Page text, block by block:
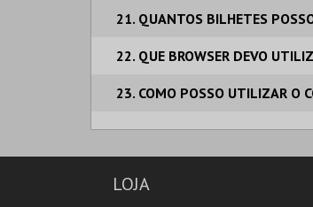
21. QUANTOS BILHETES
22. QUE BROWSER DEVO
23. COMO POSSO UTILIZAR O
LOJA